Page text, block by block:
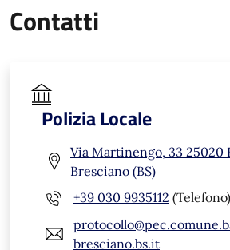
Contatti
Polizia Locale
Via Martinengo, 33 25020
Bresciano (BS)
+39 030 9935112 (Telefono)
bresciano.bs.it